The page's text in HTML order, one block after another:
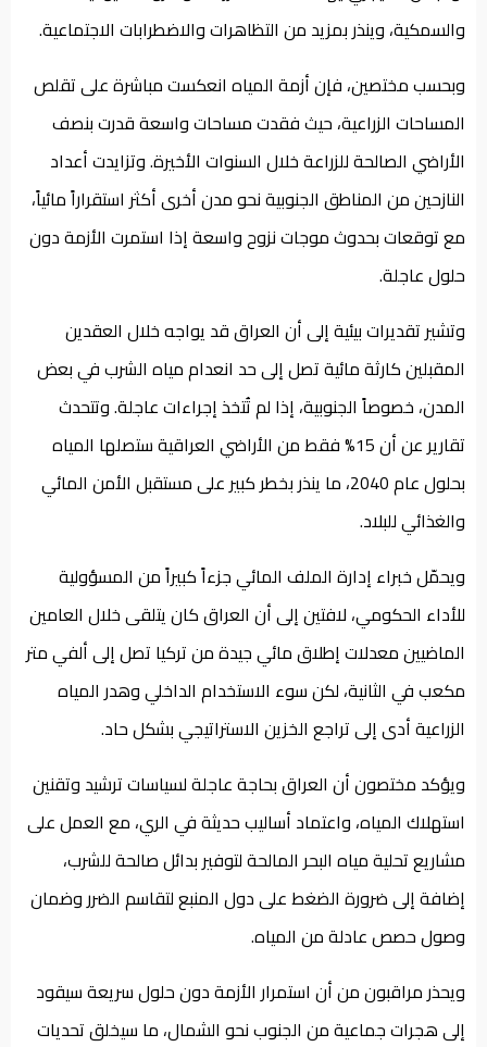
والسمكية، وينذر بمزيد من التظاهرات والاضطرابات الاجتماعية.
وبحسب مختصين، فإن أزمة المياه انعكست مباشرة على تقلص
المساحات الزراعية، حيث فقدت مساحات واسعة قدرت بنصف
الأراضي الصالحة للزراعة خلال السنوات الأخيرة. وتزايدت أعداد
النازحين من المناطق الجنوبية نحو مدن أخرى أكثر استقراراً مائياً،
مع توقعات بحدوث موجات نزوح واسعة إذا استمرت الأزمة دون
حلول عاجلة.
وتشير تقديرات بيئية إلى أن العراق قد يواجه خلال العقدين
المقبلين كارثة مائية تصل إلى حد انعدام مياه الشرب في بعض
المدن، خصوصاً الجنوبية، إذا لم تُتخذ إجراءات عاجلة. وتتحدث
تقارير عن أن 15% فقط من الأراضي العراقية ستصلها المياه
بحلول عام 2040، ما ينذر بخطر كبير على مستقبل الأمن المائي
والغذائي للبلاد.
ويحمّل خبراء إدارة الملف المائي جزءاً كبيراً من المسؤولية
للأداء الحكومي، لافتين إلى أن العراق كان يتلقى خلال العامين
الماضيين معدلات إطلاق مائي جيدة من تركيا تصل إلى ألفي متر
مكعب في الثانية، لكن سوء الاستخدام الداخلي وهدر المياه
الزراعية أدى إلى تراجع الخزين الاستراتيجي بشكل حاد.
ويؤكد مختصون أن العراق بحاجة عاجلة لسياسات ترشيد وتقنين
استهلاك المياه، واعتماد أساليب حديثة في الري، مع العمل على
مشاريع تحلية مياه البحر المالحة لتوفير بدائل صالحة للشرب،
إضافة إلى ضرورة الضغط على دول المنبع لتقاسم الضرر وضمان
وصول حصص عادلة من المياه.
ويحذر مراقبون من أن استمرار الأزمة دون حلول سريعة سيقود
إلى هجرات جماعية من الجنوب نحو الشمال، ما سيخلق تحديات